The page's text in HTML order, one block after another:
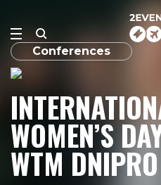
Conferences
WOMEN’S
WTM DNIPRO